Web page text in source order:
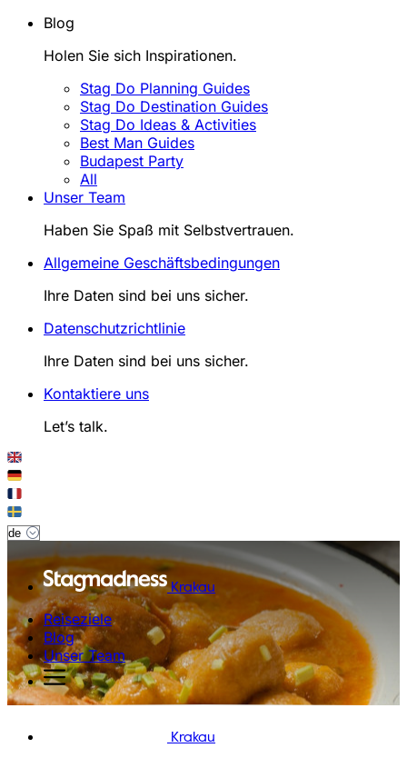
Blog
Holen Sie sich Inspirationen.
Stag Do Planning Guides
Stag Do Destination Guides
Stag Do Ideas & Activities
Best Man Guides
Budapest Party
All
Unser Team
Haben Sie Spaß mit Selbstvertrauen.
Allgemeine Geschäftsbedingungen
Ihre Daten sind bei uns sicher.
Datenschutzrichtlinie
Ihre Daten sind bei uns sicher.
Kontaktiere uns
Let’s talk.
Krakau
Reiseziele
Blog
Unser Team
Krakau